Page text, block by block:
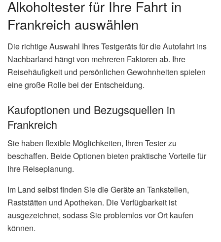
Alkoholtester für Ihre Fahrt in
Frankreich auswählen
Die richtige Auswahl Ihres Testgeräts für die Autofahrt ins
Nachbarland hängt von mehreren Faktoren ab. Ihre
Reisehäufigkeit und persönlichen Gewohnheiten spielen
eine große Rolle bei der Entscheidung.
Kaufoptionen und Bezugsquellen in
Frankreich
Sie haben flexible Möglichkeiten, Ihren Tester zu
beschaffen. Beide Optionen bieten praktische Vorteile für
Ihre Reiseplanung.
Im Land selbst finden Sie die Geräte an Tankstellen,
Raststätten und Apotheken. Die Verfügbarkeit ist
ausgezeichnet, sodass Sie problemlos vor Ort kaufen
können.